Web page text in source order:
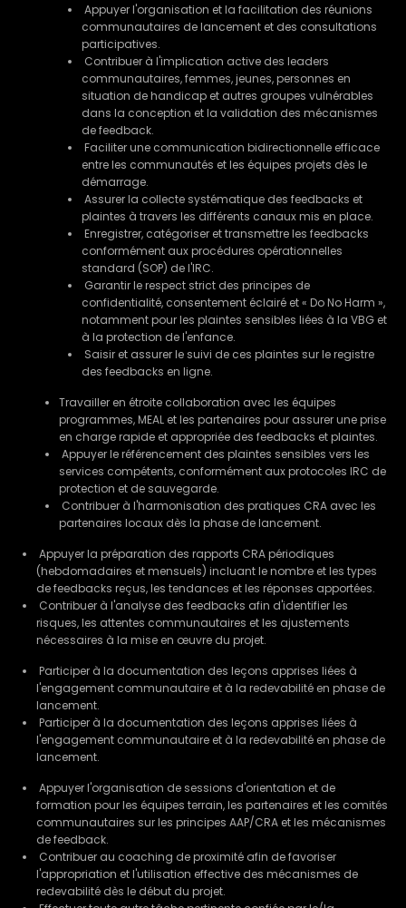
Appuyer l'organisation et la facilitation des réunions
communautaires de lancement et des consultations
participatives.
Contribuer à l'implication active des leaders
communautaires, femmes, jeunes, personnes en
situation de handicap et autres groupes vulnérables
dans la conception et la validation des mécanismes
de feedback.
Faciliter une communication bidirectionnelle efficace
entre les communautés et les équipes projets dès le
démarrage.
Assurer la collecte systématique des feedbacks et
plaintes à travers les différents canaux mis en place.
Enregistrer, catégoriser et transmettre les feedbacks
conformément aux procédures opérationnelles
standard (SOP) de l'IRC.
Garantir le respect strict des principes de
confidentialité, consentement éclairé et « Do No Harm »,
notamment pour les plaintes sensibles liées à la VBG et
à la protection de l'enfance.
Saisir et assurer le suivi de ces plaintes sur le registre
des feedbacks en ligne.
Travailler en étroite collaboration avec les équipes
programmes, MEAL et les partenaires pour assurer une prise
en charge rapide et appropriée des feedbacks et plaintes.
Appuyer le référencement des plaintes sensibles vers les
services compétents, conformément aux protocoles IRC de
protection et de sauvegarde.
Contribuer à l'harmonisation des pratiques CRA avec les
partenaires locaux dès la phase de lancement.
Appuyer la préparation des rapports CRA périodiques
(hebdomadaires et mensuels) incluant le nombre et les types
de feedbacks reçus, les tendances et les réponses apportées.
Contribuer à l'analyse des feedbacks afin d'identifier les
risques, les attentes communautaires et les ajustements
nécessaires à la mise en œuvre du projet.
Participer à la documentation des leçons apprises liées à
l'engagement communautaire et à la redevabilité en phase de
lancement.
Participer à la documentation des leçons apprises liées à
l'engagement communautaire et à la redevabilité en phase de
lancement.
Appuyer l'organisation de sessions d'orientation et de
formation pour les équipes terrain, les partenaires et les comités
communautaires sur les principes AAP/CRA et les mécanismes
de feedback.
Contribuer au coaching de proximité afin de favoriser
l'appropriation et l'utilisation effective des mécanismes de
redevabilité dès le début du projet.